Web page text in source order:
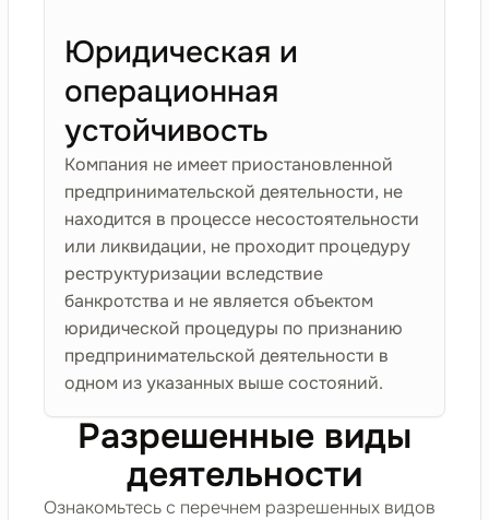
Юридическая и
операционная
устойчивость
Компания не имеет приостановленной
предпринимательской деятельности, не
находится в процессе несостоятельности
или ликвидации, не проходит процедуру
реструктуризации вследствие
банкротства и не является объектом
юридической процедуры по признанию
предпринимательской деятельности в
одном из указанных выше состояний.
Разрешенные виды
деятельности
Ознакомьтесь с перечнем разрешенных видов